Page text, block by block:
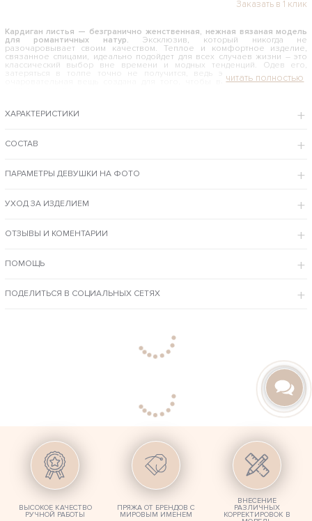
Заказать в 1 клик
Кардиган листья — безгранично женственная, нежная вязаная модель
для романтичных натур. Эксклюзив, который никогда не
разочаровывает своим качеством. Теплое и комфортное изделие,
связанное спицами, идеально подойдет для всех случаев жизни – это
классический выбор вне времени и модных тенденций. Одев его,
затеряться в толпе точно не получится, ведь эта неординарная и
очаровательная вещь создана для того, чтобы вас замечали, чтобы
настроение ансамблю, поэтому подходит одежде любого стиля.
Эффектно смотрится с джинсами и брючками, с классическими
или почтой.
Выделяется среди сверстников оригинальным ажурным узором
листьями – они привносят кардиганам мягкости, а образу —
Выполнен из красивой дорогой полушерсти. Летний вариант
можно исполнить из натурального хлопка.
размере с учетов всех Ваших персональных пожеланий.
ХАРАКТЕРИСТИКИ
СОСТАВ
ПАРАМЕТРЫ ДЕВУШКИ НА ФОТО
УХОД ЗА ИЗДЕЛИЕМ
ОТЗЫВЫ И КОМЕНТАРИИ
ПОМОЩЬ
ПОДЕЛИТЬСЯ В СОЦИАЛЬНЫХ СЕТЯХ
ВЫСОКОЕ КАЧЕСТВО
РУЧНОЙ РАБОТЫ
ПРЯЖА ОТ БРЕНДОВ С
МИРОВЫМ ИМЕНЕМ
ВНЕСЕНИЕ
РАЗЛИЧНЫХ
КОРРЕКТИРОВОК В